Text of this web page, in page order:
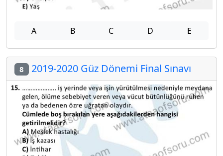
A B C D E
8 2019-2020 Güz Dönemi Final Sınavı